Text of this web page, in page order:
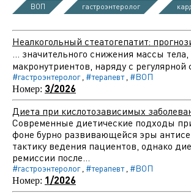
ВОП гастроэнтеролог
Неалкогольный стеатогепатит:
... значительного снижения массы
макронутриентов, наряду с
#гастроэнтеролог, #терапевт, #ВОП
Номер: 3/2026
Диета при кислотозависимых
Современные диетические подходы
фоне бурно развивающейся эры
тактику ведения пациентов, однако
ремиссии после...
#гастроэнтеролог, #терапевт, #ВОП
Номер: 1/2026